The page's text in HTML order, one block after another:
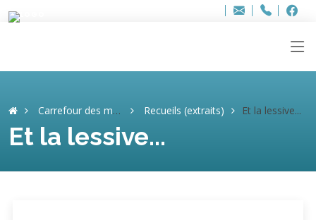
Adresse
info..hâthe..
Tel.
Tel.
Carrefour des mémoires Recueils (extraits) Et la lessive...
Et la lessive...